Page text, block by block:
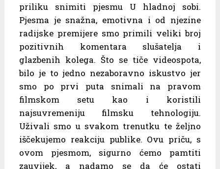
priliku snimiti pjesmu U hladnoj sobi.
Pjesma je snažna, emotivna i od njezine
radijske premijere smo primili veliki broj
pozitivnih komentara slušatelja i
glazbenih kolega. Što se tiče videospota,
bilo je to jedno nezaboravno iskustvo jer
smo po prvi puta snimali na pravom
filmskom setu kao i koristili
najsuvremeniju filmsku tehnologiju.
Uživali smo u svakom trenutku te željno
iščekujemo reakciju publike. Ovu priču, s
ovom pjesmom, sigurno ćemo pamtiti
zauvijek, a nadamo se da će ostati